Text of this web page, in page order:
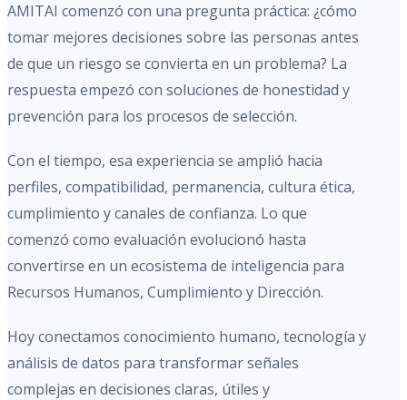
AMITAI comenzó con una pregunta práctica: ¿cómo
tomar mejores decisiones sobre las personas antes
de que un riesgo se convierta en un problema? La
respuesta empezó con soluciones de honestidad y
prevención para los procesos de selección.
Con el tiempo, esa experiencia se amplió hacia
perfiles, compatibilidad, permanencia, cultura ética,
cumplimiento y canales de confianza. Lo que
comenzó como evaluación evolucionó hasta
convertirse en un ecosistema de inteligencia para
Recursos Humanos, Cumplimiento y Dirección.
Hoy conectamos conocimiento humano, tecnología y
análisis de datos para transformar señales
complejas en decisiones claras, útiles y